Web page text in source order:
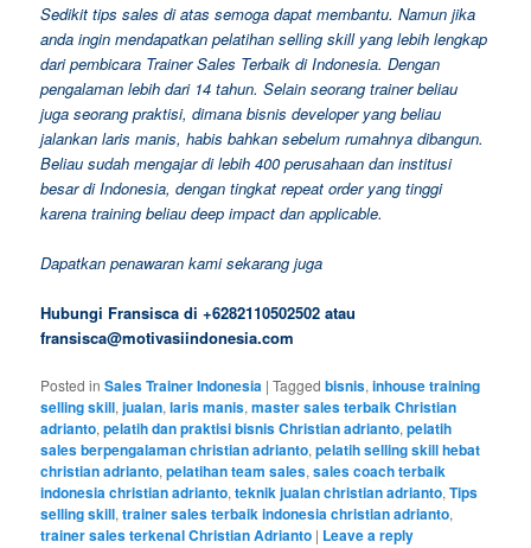
Sedikit tips sales di atas semoga dapat membantu. Namun jika
anda ingin mendapatkan pelatihan selling skill yang lebih lengkap
dari pembicara Trainer Sales Terbaik di Indonesia. Dengan
pengalaman lebih dari 14 tahun. Selain seorang trainer beliau
juga seorang praktisi, dimana bisnis developer yang beliau
jalankan laris manis, habis bahkan sebelum rumahnya dibangun.
Beliau sudah mengajar di lebih 400 perusahaan dan institusi
besar di Indonesia, dengan tingkat repeat order yang tinggi
karena training beliau deep impact dan applicable.
Dapatkan penawaran kami sekarang juga
Hubungi Fransisca di +6282110502502 atau
fransisca@motivasiindonesia.com
Posted in Sales Trainer Indonesia |Tagged bisnis,inhouse training
selling skill,jualan,laris manis,master sales terbaik Christian
adrianto,pelatih dan praktisi bisnis Christian adrianto,pelatih
sales berpengalaman christian adrianto,pelatih selling skill hebat
christian adrianto,pelatihan team sales,sales coach terbaik
indonesia christian adrianto,teknik jualan christian adrianto,Tips
selling skill,trainer sales terbaik indonesia christian adrianto,
trainer sales terkenal Christian Adrianto | Leave a reply